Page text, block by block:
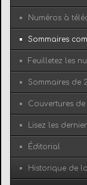
Numéros à
Sommaires
Feuilletez les
Sommaires de
Couvertures
Lisez les
Éditorial
Historique de